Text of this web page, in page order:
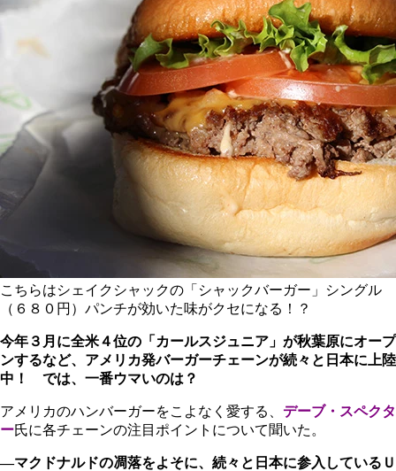
こちらはシェイクシャックの「シャックバーガー」シングル
（６８０円）パンチが効いた味がクセになる！？
今年３月に全米４位の「カールスジュニア」が秋葉原にオープ
ンするなど、アメリカ発バーガーチェーンが続々と日本に上陸
中！ では、一番ウマいのは？
アメリカのハンバーガーをこよなく愛する、 デーブ・スペクタ
ー氏に各チェーンの注目ポイントについて聞いた。
―マクドナルドの凋落をよそに、続々と日本に参入しているＵ